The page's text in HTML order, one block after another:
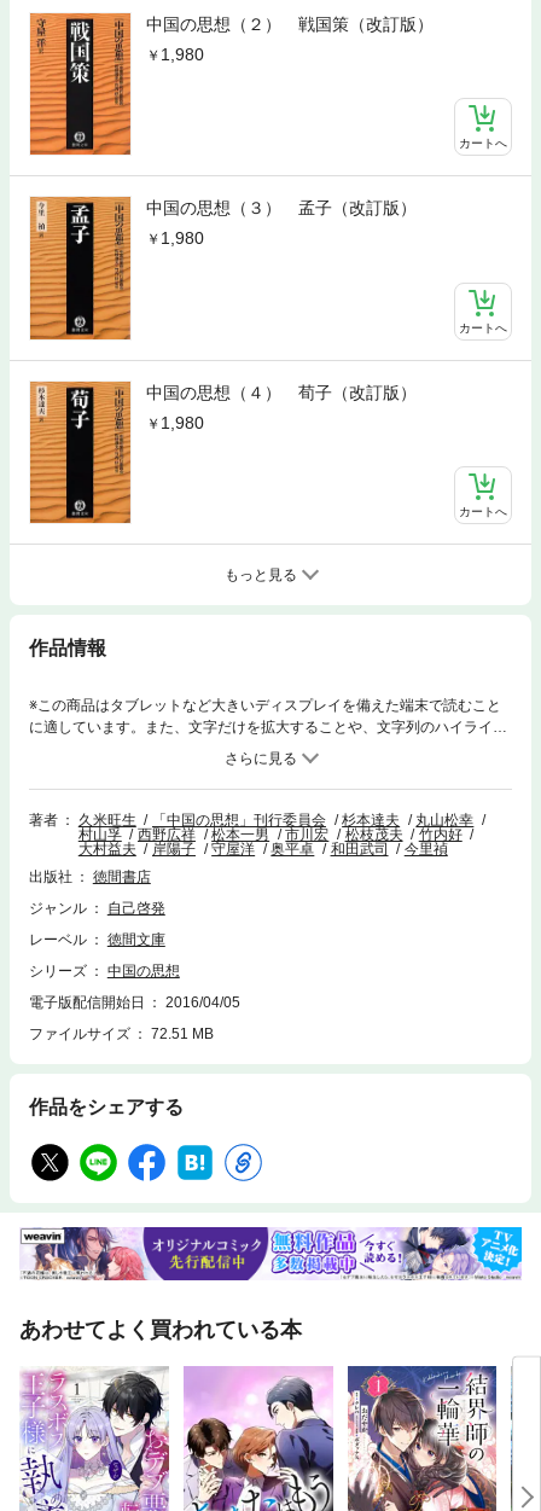
中国の思想（２） 戦国策（改訂版）
1,980
カートへ
中国の思想（３） 孟子（改訂版）
1,980
カートへ
中国の思想（４） 荀子（改訂版）
1,980
カートへ
もっと見る
作品情報
※この商品はタブレットなど大きいディスプレイを備えた端末で読むこと
に適しています。また、文字だけを拡大することや、文字列のハイライ
ト、検索、辞書の参照、引用などの機能が使用できません。【ご購入の前
に】本電子書籍は固定レイアウト版です。文字の検索はできません。あら
かじめご了承ください。「荘子の毒にあてられた」と魯迅は表現した。荘
子は用い方によって、ひとを活かしも殺しもする毒薬に等しい―。この世
の中に、確かなものなどなにひとつありはしない。だからこそ、可能性は
無限大なのだ。荘子にいざなわれて、さまざまなとらわれからおのれを解
き放ち、現実と向き合う。それを新たなる価値創造とするか否かは読むも
のの自由だ。
著者 久米旺生 「中国の思想」刊行委員会 杉本達夫
丸山松幸
村山孚
西野広祥 松本一男 市川宏 松枝茂夫
竹内好
大村益夫
岸陽子 守屋洋 奥平卓 和田武司
今里禎
出版社
徳間書店
ジャンル
自己啓発
レーベル
徳間文庫
シリーズ
中国の思想
電子版配信開始日
2016/04/05
ファイルサイズ
72.51 MB
作品をシェアする
あわせてよく買われている本